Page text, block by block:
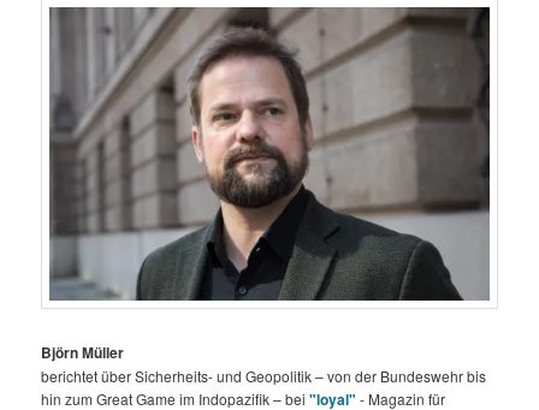
Björn Müller
berichtet über Sicherheits- und Geopolitik – von der Bundeswehr bis
hin zum Great Game im Indopazifik – bei"loyal" - Magazin für